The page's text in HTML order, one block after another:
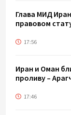
Глава МИД
правовом
17:56
Иран и Оман
проливу –
17:46